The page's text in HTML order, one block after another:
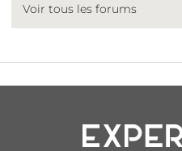
Voir tous les forums